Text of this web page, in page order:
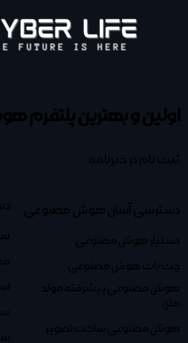
اولین و بهترین پلتفرم
ثبت نام در خبرنامه
دسترسی آسان هوش مصنوعی
دستیار هوش مصنوعی
چت بات هوش مصنوعی
هوش مصنوعی پیشرفته مولد
متن
هوش مصنوعی ساخت تصویر